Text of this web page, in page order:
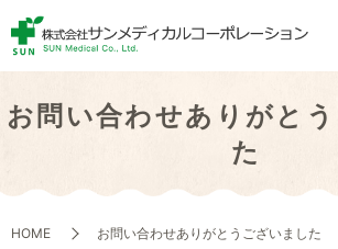
お問い合わせありがと
た
HOME お問い合わせありがとうございました